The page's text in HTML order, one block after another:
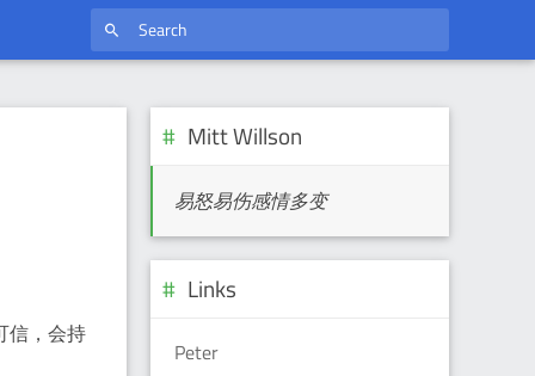
信，会持
Mitt Willson
易怒易伤感情多变
Links
Peter